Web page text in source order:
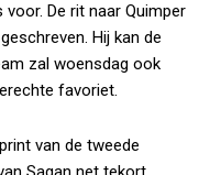
De rit naar Quimper
Hij kan de
zal woensdag ook
favoriet.
van de tweede